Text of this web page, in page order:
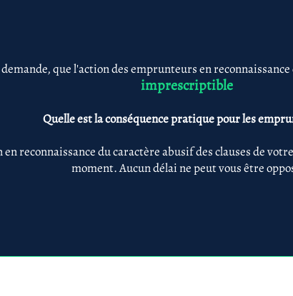
que l'action des emprunteurs en
imprescriptible
Quelle est la conséquence pratique pour les
reconnaissance du caractère abusif des clauses de
moment. Aucun délai ne peut vous être